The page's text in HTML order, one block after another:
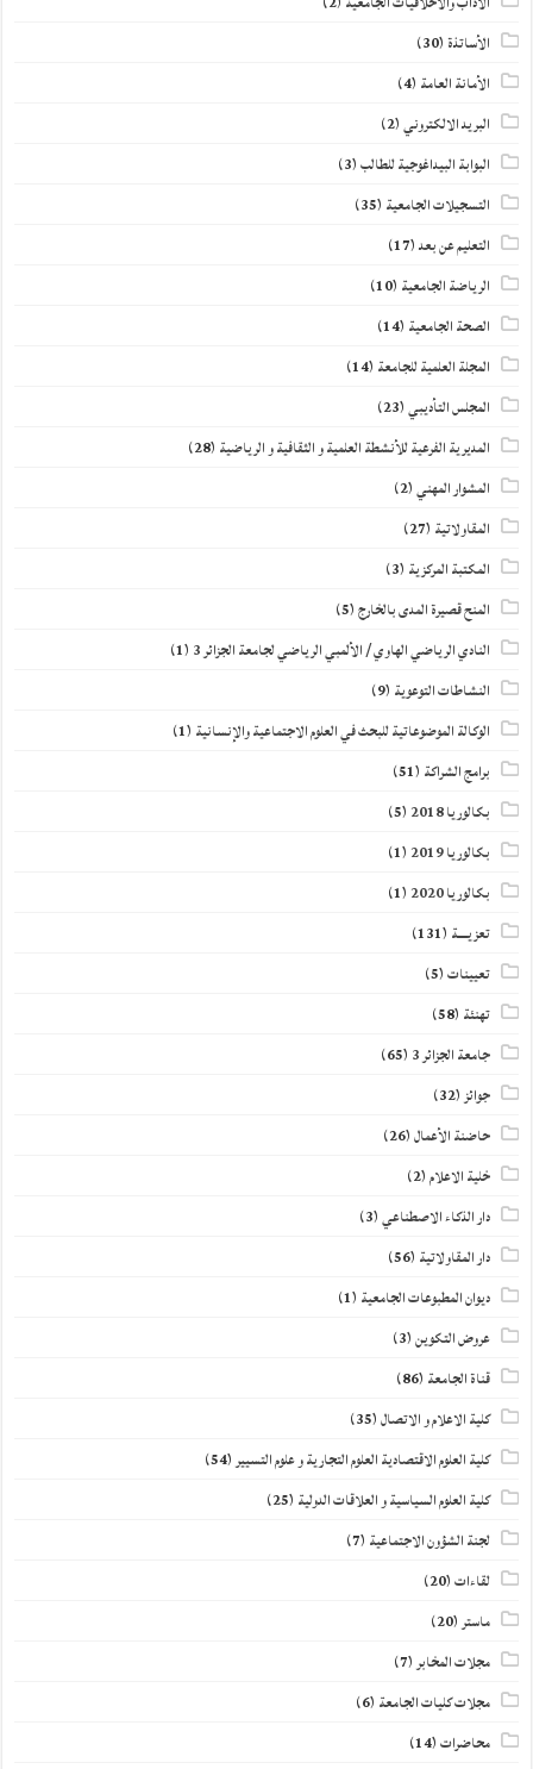
الأساتذة(30)
الأمانة العامة (4)
البريد الالكتروني(2)
البوابة البيداغوجية للطالب(3)
التسجيلات الجامعية (35)
التعليم عن بعد(17)
الرياضة الجامعية (10)
الصحة الجامعية (14)
المجلة العلمية للجامعة (14)
المجلس التأديبي(23)
المديرية الفرعية للأنشطة العلمية و الثقافية و الرياضية (28)
المشوار المهني(2)
المقاولاتية (27)
المكتبة المركزية (3)
المنح قصيرة المدى بالخارج(5)
النادي الرياضي الهاوي / الألمبي الرياضي لجامعة الجزائر 3 (1)
النشاطات التوعوية (9)
الوكالة الموضوعاتية للبحث في العلوم الاجتماعية والإنسانية (1)
برامج الشراكة (51)
بكالوريا 2018
(5)
بكالوريا 2019
(1)
بكالوريا 2020
(1)
تعزيــــة (131)
تعيينات(5)
تهنئة (58)
جامعة الجزائر 3 (65)
جوائز(32)
حاضنة الأعمال(26)
خلية الاعلام(2)
دار الذكاء الاصطناعي(3)
دار المقاولاتية (56)
ديوان المطبوعات الجامعية (1)
عروض التكوين(3)
قناة الجامعة (86)
كلية الاعلام و الاتصال(35)
كلية العلوم الاقتصادية العلوم التجارية و علوم التسيير(54)
كلية العلوم السياسية و العلاقات الدولية (25)
لجنة الشؤون الاجتماعية (7)
لقاءات(20)
ماستر(20)
مجلات المخابر(7)
مجلات كليات الجامعة (6)
محاضرات(14)